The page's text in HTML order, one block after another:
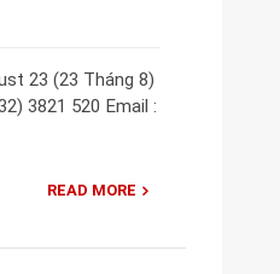
23 (23 Tháng 8)
3821 520 Email :
READ MORE